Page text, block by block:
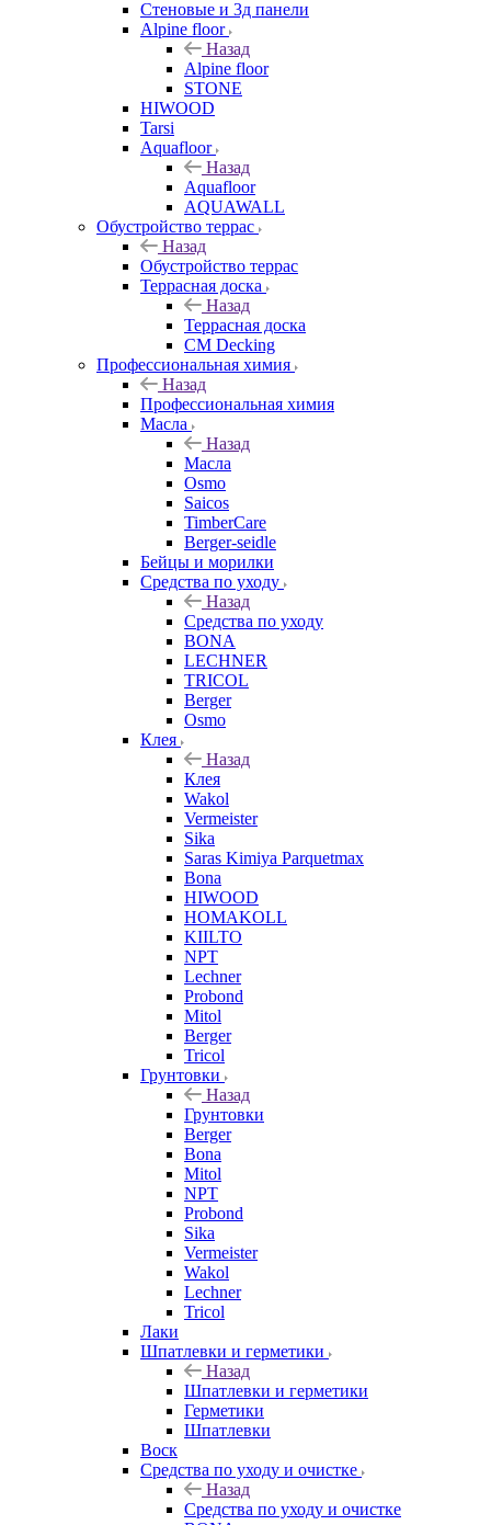
Стеновые и 3д панели
Alpine floor
Назад
Alpine floor
STONE
HIWOOD
Tarsi
Aquafloor
Назад
Aquafloor
AQUAWALL
Обустройство террас
Назад
Обустройство террас
Террасная доска
Назад
Террасная доска
CM Decking
Профессиональная химия
Назад
Профессиональная химия
Масла
Назад
Масла
Osmo
Saicos
TimberCare
Berger-seidle
Бейцы и морилки
Средства по уходу
Назад
Средства по уходу
BONA
LECHNER
TRICOL
Berger
Osmo
Клея
Назад
Клея
Wakol
Vermeister
Sika
Saras Kimiya Parquetmax
Bona
HIWOOD
HOMAKOLL
KIILTO
NPT
Lechner
Probond
Mitol
Berger
Tricol
Грунтовки
Назад
Грунтовки
Berger
Bona
Mitol
NPT
Probond
Sika
Vermeister
Wakol
Lechner
Tricol
Лаки
Шпатлевки и герметики
Назад
Шпатлевки и герметики
Герметики
Шпатлевки
Воск
Средства по уходу и очистке
Назад
Средства по уходу и очистке